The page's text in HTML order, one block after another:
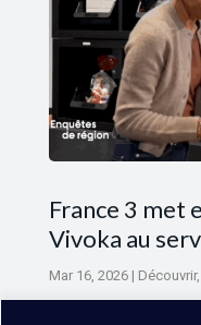
France 3 met
Vivoka au
Mar 16, 2026| Découvrir,